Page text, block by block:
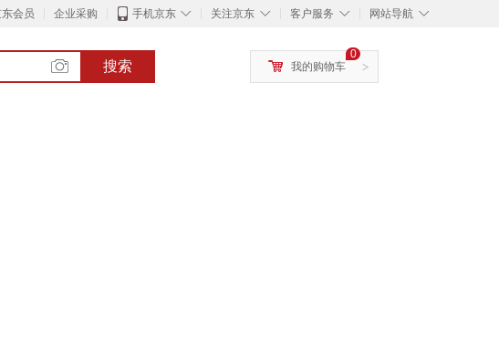
会员 企业采购 ◇
手机京东 ◇
关注京东 ◇
客户服务 ◇
网站导航
搜索 >
0
我的购物车